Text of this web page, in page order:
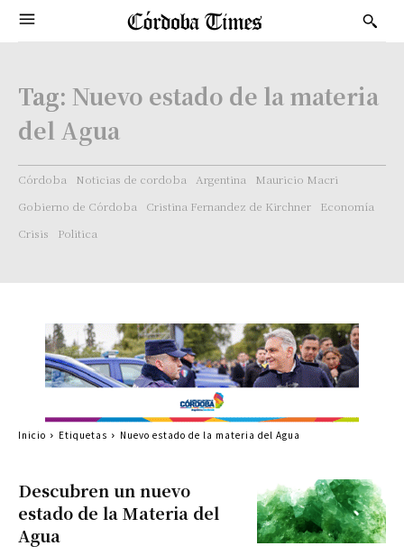
Tag: Nuevo estado de la materia
del Agua
Córdoba Noticias de cordoba Argentina
Mauricio Macri
Gobierno de Córdoba
Cristina Fernandez de Kirchner
Economía
Crisis
Politica
Descubren un nuevo
estado de la Materia del
Agua
Inicio Etiquetas Nuevo estado de la materia del Agua